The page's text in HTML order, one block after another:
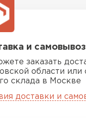
и самовывоз
заказать
области
склада в Москве
доставки и